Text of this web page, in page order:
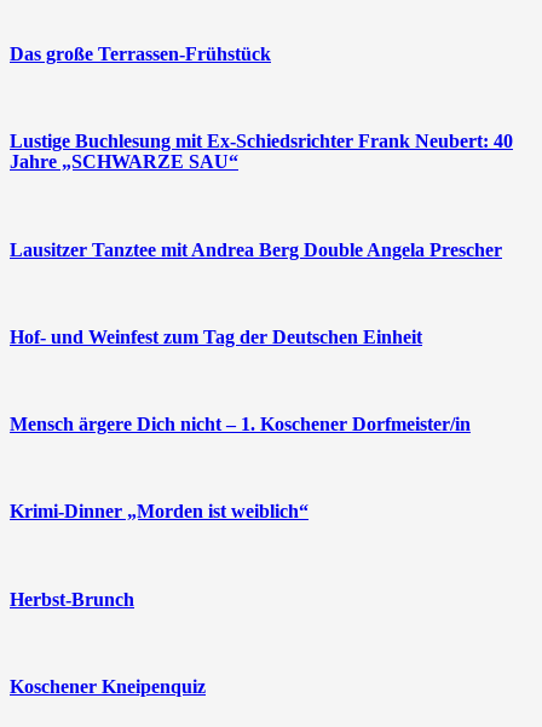
Das große Terrassen-Frühstück
Lustige Buchlesung mit Ex-Schiedsrichter Frank Neubert: 40
Jahre „SCHWARZE SAU“
Lausitzer Tanztee mit Andrea Berg Double Angela Prescher
Hof- und Weinfest zum Tag der Deutschen Einheit
Mensch ärgere Dich nicht – 1. Koschener Dorfmeister/in
Krimi-Dinner „Morden ist weiblich“
Herbst-Brunch
Koschener Kneipenquiz